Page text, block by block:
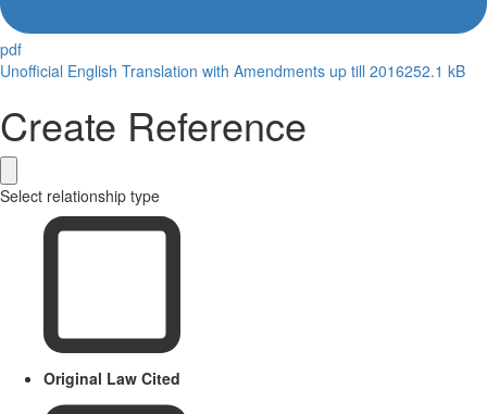
pdf
Unofficial English Translation with Amendments up till 2016252.1 kB
Create Reference
Select relationship type
Original Law Cited